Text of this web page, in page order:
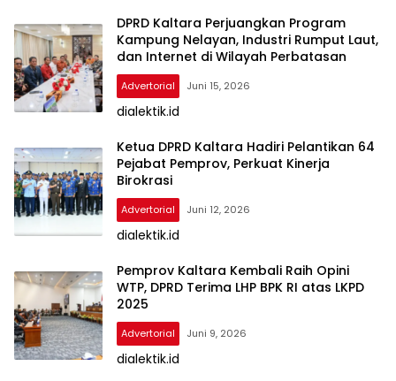
DPRD Kaltara Perjuangkan Program
Kampung Nelayan, Industri Rumput Laut,
dan Internet di Wilayah Perbatasan
Advertorial Juni 15, 2026
dialektik.id
Ketua DPRD Kaltara Hadiri Pelantikan 64
Pejabat Pemprov, Perkuat Kinerja
Birokrasi
Advertorial Juni 12, 2026
dialektik.id
Pemprov Kaltara Kembali Raih Opini
WTP, DPRD Terima LHP BPK RI atas LKPD
2025
Advertorial Juni 9, 2026
dialektik.id